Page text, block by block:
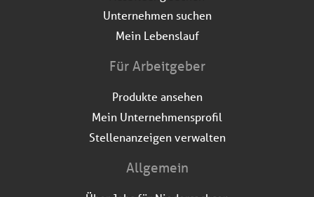
Unternehmen suchen
Mein Lebenslauf
Für Arbeitgeber
Produkte ansehen
Mein Unternehmensprofil
Stellenanzeigen verwalten
Allgemein